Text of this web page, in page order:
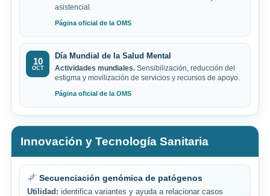
asistencial.
Página oficial de la OMS
10
OCT
Día Mundial de la Salud Mental
Actividades mundiales. Sensibilización, reducción del
estigma y movilización de servicios y recursos de apoyo.
Página oficial de la OMS
Innovación y Tecnología Sanitaria
Secuenciación genómica de patógenos
Utilidad: identifica variantes y ayuda a relacionar casos